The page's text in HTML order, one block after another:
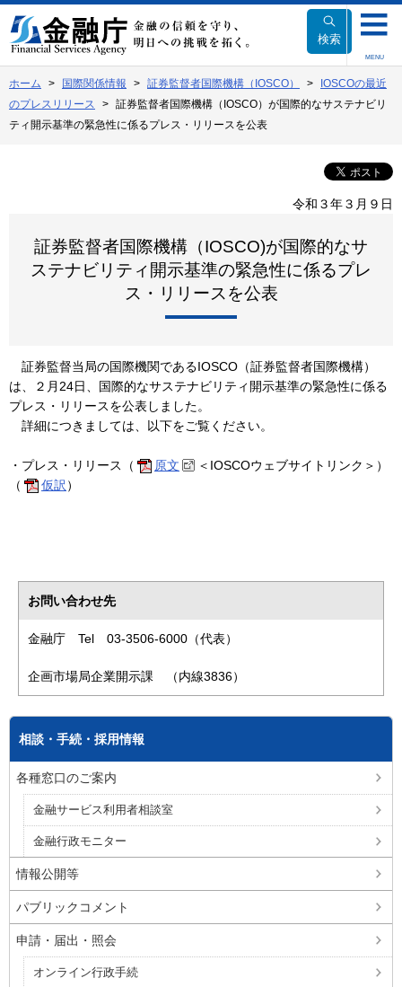
文
へ
動
検索
MENU
ホーム 国際関係情報 証券監督者国際機構（IOSCO）
IOSCOの最近
のプレスリリース
証券監督者国際機構（IOSCO）が国際的なサステナビリ
ティ開示基準の緊急性に係るプレス・リリースを公表
令和３年３月９日
証券監督者国際機構（IOSCO)が国際的なサ
ステナビリティ開示基準の緊急性に係るプレ
ス・リリースを公表
証券監督当局の国際機関であるIOSCO（証券監督者国際機構）
は、２月24日、国際的なサステナビリティ開示基準の緊急性に係る
プレス・リリースを公表しました。
詳細につきましては、以下をご覧ください。
・プレス・リリース（ 原文
＜IOSCOウェブサイトリンク＞）
（
仮訳 ）
お問い合わせ先
金融庁 Tel 03-3506-6000（代表）
企画市場局企業開示課 （内線3836）
相談・手続・採用情報
各種窓口のご案内
金融サービス利用者相談室
金融行政モニター
情報公開等
パブリックコメント
申請・届出・照会
オンライン行政手続